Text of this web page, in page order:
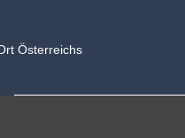
Österreichs